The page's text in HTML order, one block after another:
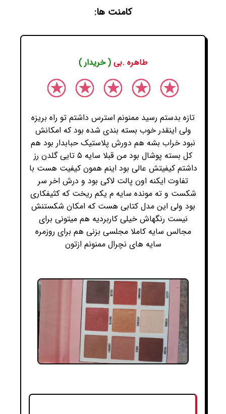
کامنت ها:
طاهره .بی( خریدار )
تازه بدستم رسید ممنونم استرس داشتم تو راه بریزه
ولی اینقدر خوب بسته بندی شده بود که امکانش
نبود خراب بشه هم دورش پلاستیک حبابدار بود هم
کل بسته پوشال بود من قبلا سایه ۵ تایی گلدن رز
داشتم کیفیتش عالی بود اینم همون کیفیت هست با
تفاوت ایکنه اون پالت لاکی بود و درش اخر سر
شکست و ته مونده سایه م یکم ریخت که کثیفکاری
بود ولی این مدل کتابی هست که امکان شکستنش
نیست رنگهاش خیلی کاربردیه هم میتونی برای
مجالس سایه کاملا مجلسی بزنی هم برای روزمره
سایه های نچرال ممنونم ازتون